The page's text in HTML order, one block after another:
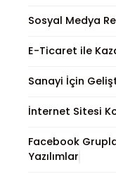
Sosyal Medya
E-Ticaret ile
Sanayi İçin
İnternet Sitesi
Facebook
Yazılımlar